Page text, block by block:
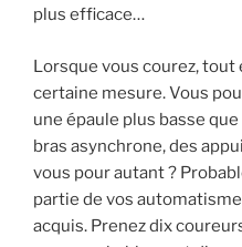
plus efficace…
Lorsque vous courez, tout
certaine mesure. Vous
une épaule plus basse
bras asynchrone, des
vous pour autant ?
partie de vos
acquis. Prenez dix